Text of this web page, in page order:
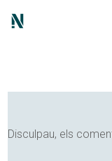
Disculpau, els